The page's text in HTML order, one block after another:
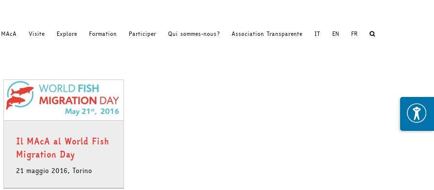
MAcA Visite Explore Formation Participer Qui sommes-nous? Association Transparente IT EN FR
Il MAcA al World Fish
Migration Day
21 maggio 2016, Torino